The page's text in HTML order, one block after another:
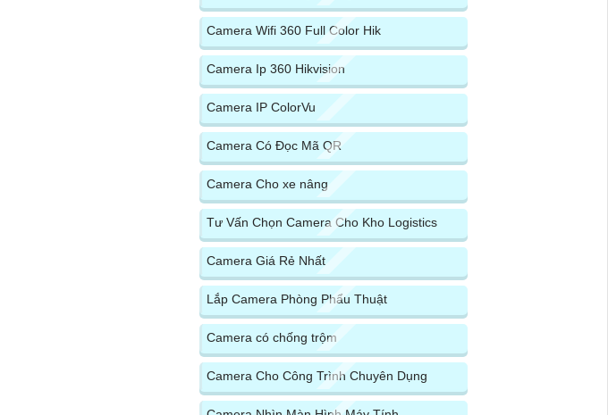
Camera Wifi 360 Full Color Hik
Camera Ip 360 Hikvision
Camera IP ColorVu
Camera Có Đọc Mã QR
Camera Cho xe nâng
Tư Vấn Chọn Camera Cho Kho Logistics
Camera Giá Rẻ Nhất
Lắp Camera Phòng Phẩu Thuật
Camera có chống trộm
Camera Cho Công Trình Chuyên Dụng